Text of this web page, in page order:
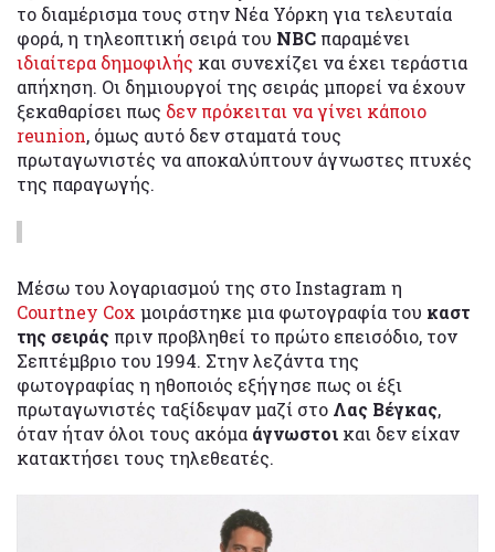
το διαμέρισμα τους στην Νέα Υόρκη για τελευταία
φορά, η τηλεοπτική σειρά του NBC παραμένει
ιδιαίτερα δημοφιλής και συνεχίζει να έχει τεράστια
απήχηση. Οι δημιουργοί της σειράς μπορεί να έχουν
ξεκαθαρίσει πως δεν πρόκειται να γίνει κάποιο
reunion, όμως αυτό δεν σταματά τους
πρωταγωνιστές να αποκαλύπτουν άγνωστες πτυχές
της παραγωγής.
Μέσω του λογαριασμού της στο Instagram η
Courtney Cox μοιράστηκε μια φωτογραφία του καστ
της σειράς πριν προβληθεί το πρώτο επεισόδιο, τον
Σεπτέμβριο του 1994. Στην λεζάντα της
φωτογραφίας η ηθοποιός εξήγησε πως οι έξι
πρωταγωνιστές ταξίδεψαν μαζί στο Λας Βέγκας,
όταν ήταν όλοι τους ακόμα άγνωστοι και δεν είχαν
κατακτήσει τους τηλεθεατές.